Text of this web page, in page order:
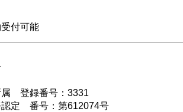
付可能
属 登録番号：3331
認定 番号：第612074号